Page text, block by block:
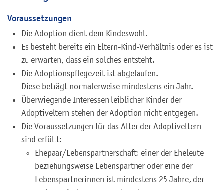
Voraussetzungen
Die Adoption dient dem Kindeswohl.
Es besteht bereits ein Eltern-Kind-Verhältnis oder es ist
zu erwarten, dass ein solches entsteht.
Die Adoptionspflegezeit ist abgelaufen.
Diese beträgt normalerweise mindestens ein Jahr.
Überwiegende Interessen leiblicher Kinder der
Adoptiveltern stehen der Adoption nicht entgegen.
Die Voraussetzungen für das Alter der Adoptiveltern
sind erfüllt:
Ehepaar/Lebenspartnerschaft: einer der Eheleute
beziehungsweise Lebenspartner oder eine der
Lebenspartnerinnen ist mindestens 25 Jahre, der